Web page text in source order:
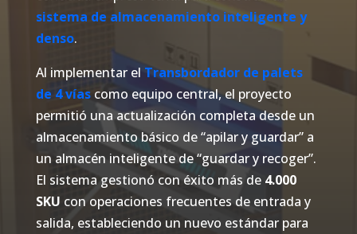
sistema de almacenamiento inteligente y
denso.
Al implementar el Transbordador de palets
de 4 víascomo equipo central, el proyecto
permitió una actualización completa desde un
almacenamiento básico de “apilar y guardar” a
un almacén inteligente de “guardar y recoger”.
El sistema gestionó con éxito más de 4.000
SKU con operaciones frecuentes de entrada y
salida, estableciendo un nuevo estándar para